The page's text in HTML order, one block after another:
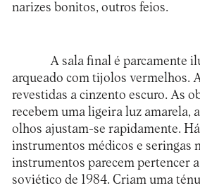
narizes bonitos, outros feios.
A sala final é parcamente
arqueado com tijolos vermelhos.
revestidas a cinzento escuro. As
recebem uma ligeira luz amarela,
olhos ajustam-se rapidamente.
instrumentos médicos e seringas
instrumentos parecem pertencer
soviético de 1984. Criam uma